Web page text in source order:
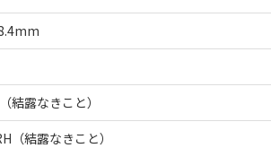
露なきこと）
結露なきこと）